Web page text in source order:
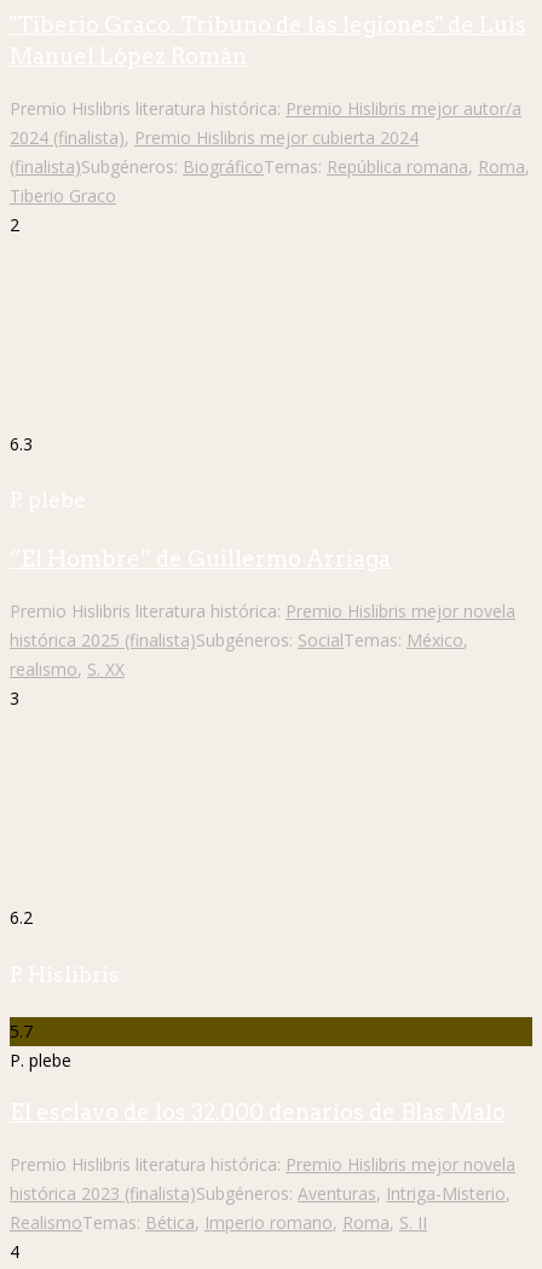
"Tiberio Graco. Tribuno de las legiones" de Luis
Manuel López Román
Premio Hislibris literatura histórica: Premio Hislibris mejor autor/a
2024 (finalista), Premio Hislibris mejor cubierta 2024
(finalista)Subgéneros: BiográficoTemas: República romana, Roma,
Tiberio Graco
2
6.3
P. plebe
“El Hombre” de Guillermo Arriaga
Premio Hislibris literatura histórica: Premio Hislibris mejor novela
histórica 2025 (finalista)Subgéneros: SocialTemas: México,
realismo, S. XX
3
6.2
P. Hislibris
5.7
P. plebe
El esclavo de los 32.000 denarios de Blas Malo
Premio Hislibris literatura histórica: Premio Hislibris mejor novela
histórica 2023 (finalista)Subgéneros: Aventuras, Intriga-Misterio,
RealismoTemas: Bética, Imperio romano, Roma, S. II
4